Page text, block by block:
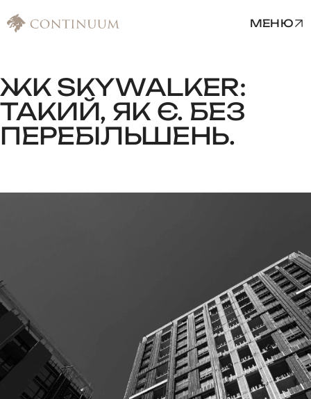
МЕНЮ
ЖК SKYWALKER:
ТАКИЙ, ЯК Є. БЕЗ
ПЕРЕБІЛЬШЕНЬ.